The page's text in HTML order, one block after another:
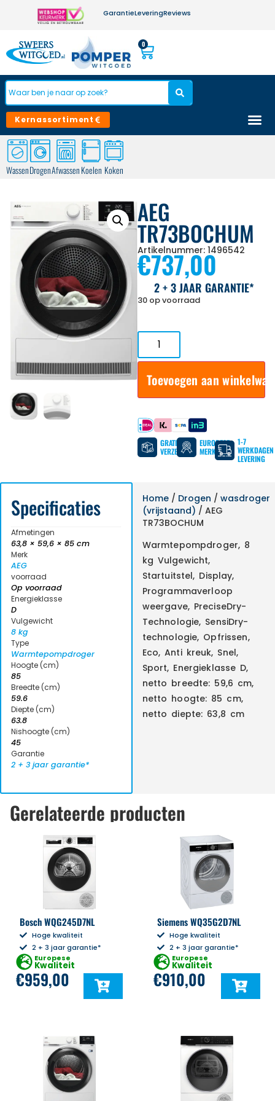
GarantieLeveringReviews
0
Kernassortiment
WassenDrogenAfwassenKoelen Koken
AEG
TR73BOCHUM
Artikelnummer: 1496542
€737,00
2 + 3 JAAR GARANTIE*
30 op voorraad
Toevoegen aan
Betaal met
GRATIS
VERZENDING
EUROPESE
MERKEN
1-7
WERKDAGEN
LEVERING
Specificaties
Afmetingen
63,8 × 59,6 × 85 cm
Merk
AEG
voorraad
Op voorraad
Energieklasse
D
Vulgewicht
8 kg
Type
Warmtepompdroger
Hoogte (cm)
85
Breedte (cm)
59.6
Diepte (cm)
63.8
Nishoogte (cm)
45
Garantie
2 + 3 jaar garantie*
Home/ Drogen / wasdroger
(vrijstaand) / AEG
TR73BOCHUM
Warmtepompdroger, 8
kg Vulgewicht,
Startuitstel, Display,
Programmaverloop
weergave, PreciseDry-
Technologie, SensiDry-
technologie, Opfrissen,
Eco, Anti kreuk, Snel,
Sport, Energieklasse D,
netto breedte: 59,6 cm,
netto hoogte: 85 cm,
netto diepte: 63,8 cm
Gerelateerde producten
Bosch WQG245D7NL
Hoge kwaliteit
2 + 3 jaar garantie*
Europese
Kwaliteit
€959,00
Siemens WQ35G2D7NL
Hoge kwaliteit
2 + 3 jaar garantie*
Europese
Kwaliteit
€910,00